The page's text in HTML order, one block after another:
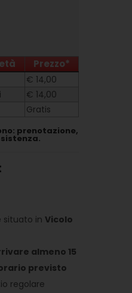
Prezzo*
€ 14,00
€ 14,00
Gratis
prenotazione,
situato in Vicolo
almeno 15
previsto
regolare